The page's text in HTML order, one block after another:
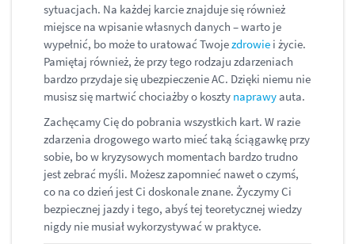
sytuacjach. Na każdej karcie znajduje się również
miejsce na wpisanie własnych danych – warto je
wypełnić, bo może to uratować Twojezdrowie i życie.
Pamiętaj również, że przy tego rodzaju zdarzeniach
bardzo przydaje się ubezpieczenie AC. Dzięki niemu nie
musisz się martwić chociażby o koszty naprawyauta.
Zachęcamy Cię do pobrania wszystkich kart. W razie
zdarzenia drogowego warto mieć taką ściągawkę przy
sobie, bo w kryzysowych momentach bardzo trudno
jest zebrać myśli. Możesz zapomnieć nawet o czymś,
co na co dzień jest Ci doskonale znane. Życzymy Ci
bezpiecznej jazdy i tego, abyś tej teoretycznej wiedzy
nigdy nie musiał wykorzystywać w praktyce.